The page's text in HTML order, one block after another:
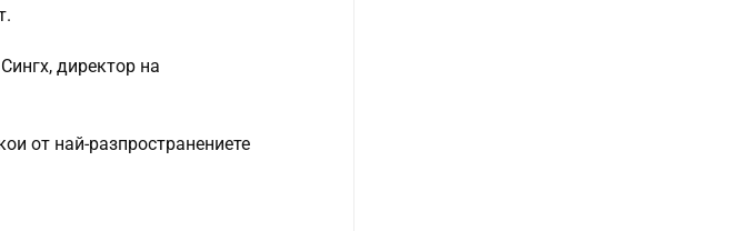
директор на
от най-разпространениете